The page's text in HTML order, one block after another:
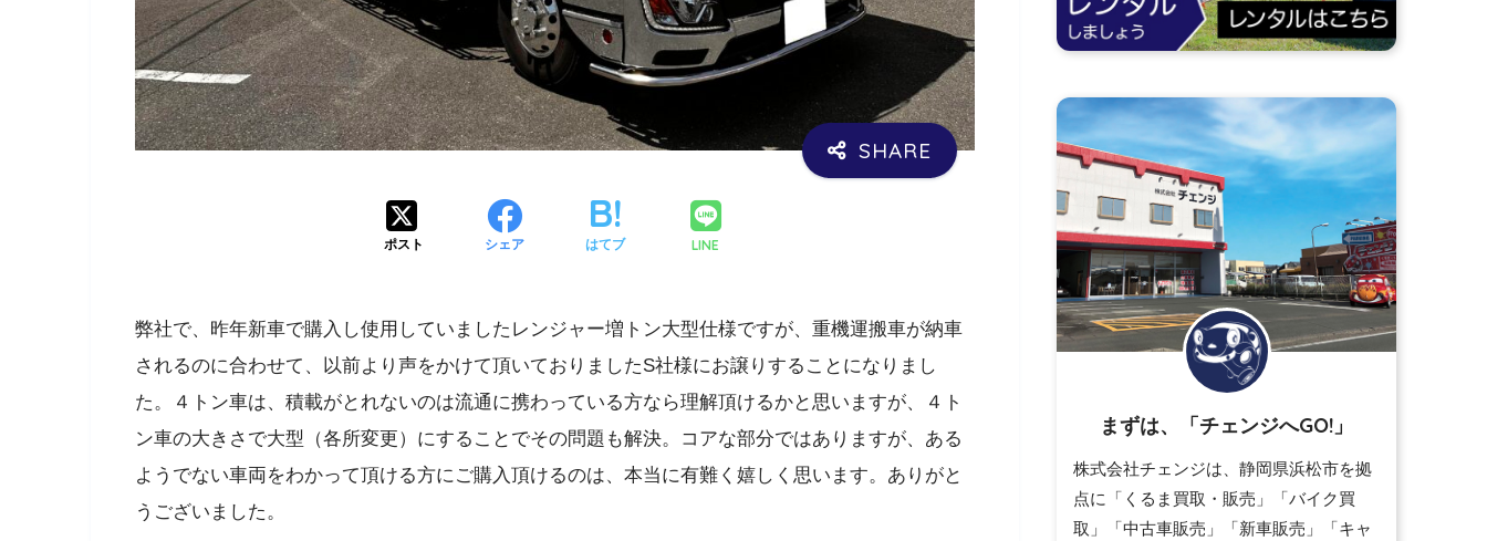
ポスト シェア はてブ LINE
弊社で、昨年新車で購入し使用していましたレンジャー増トン大型仕様ですが、重機運搬車が納車
されるのに合わせて、以前より声をかけて頂いておりましたS社様にお譲りすることになりまし
た。４トン車は、積載がとれないのは流通に携わっている方なら理解頂けるかと思いますが、４ト
ン車の大きさで大型（各所変更）にすることでその問題も解決。コアな部分ではありますが、ある
ようでない車両をわかって頂ける方にご購入頂けるのは、本当に有難く嬉しく思います。ありがと
うございました。
まずは、「チェンジへGO!」
株式会社チェンジは、静岡県浜松市を拠
点に「くるま買取・販売」「バイク買
取」「中古車販売」「新車販売」「キャ